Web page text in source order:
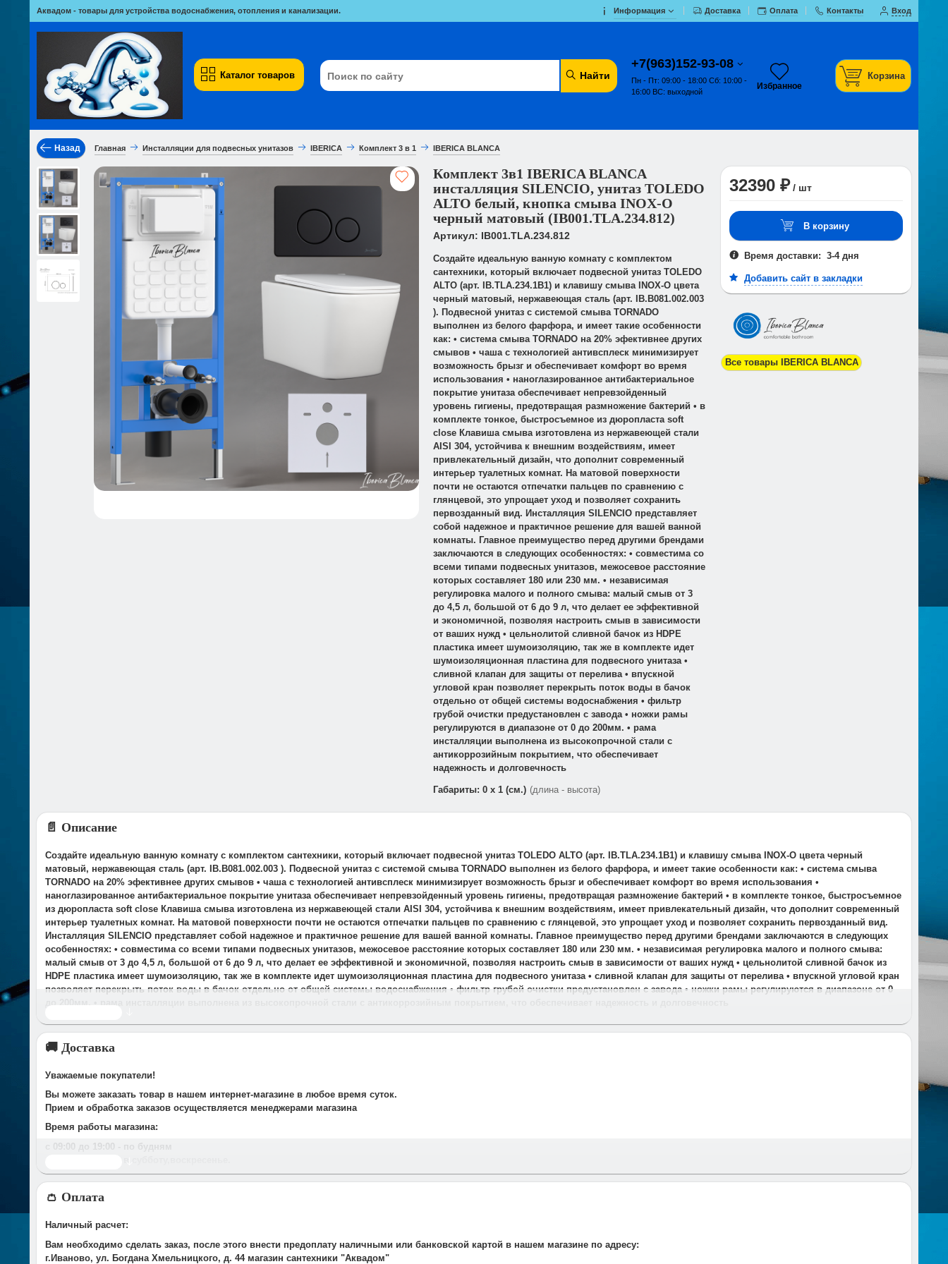
Аквадом - товары для устройства водоснабжения, отопления и канализации. Информация Доставка Оплата Контакты Вход
Каталог товаров Найти
+7(963)152-93-08
Пн - Пт: 09:00 - 18:00 Сб: 10:00 -
16:00 ВС: выходной
Избранное
Корзина
Назад Главная Инсталляции для подвесных унитазов IBERICA Комплект 3 в 1 IBERICA BLANCA
Комплект 3в1 IBERICA BLANCA
инсталляция SILENCIO, унитаз TOLEDO
ALTO белый, кнопка смыва INOX-O
черный матовый (IB001.TLA.234.812)
Артикул: IB001.TLA.234.812
Создайте идеальную ванную комнату с комплектом
сантехники, который включает подвесной унитаз TOLEDO
ALTO (арт. IB.TLA.234.1B1) и клавишу смыва INOX-O цвета
черный матовый, нержавеющая сталь (арт. IB.B081.002.003
). Подвесной унитаз с системой смыва TORNADO
выполнен из белого фарфора, и имеет такие особенности
как: • система смыва TORNADO на 20% эфективнее других
смывов • чаша с технологией антивсплеск минимизирует
возможность брызг и обеспечивает комфорт во время
использования • наноглазированное антибактериальное
покрытие унитаза обеспечивает непревзойденный
уровень гигиены, предотвращая размножение бактерий • в
комплекте тонкое, быстросъемное из дюропласта soft
close Клавиша смыва изготовлена из нержавеющей стали
AISI 304, устойчива к внешним воздействиям, имеет
привлекательный дизайн, что дополнит современный
интерьер туалетных комнат. На матовой поверхности
почти не остаются отпечатки пальцев по сравнению с
глянцевой, это упрощает уход и позволяет сохранить
первозданный вид. Инсталляция SILENCIO представляет
собой надежное и практичное решение для вашей ванной
комнаты. Главное преимущество перед другими брендами
заключаются в следующих особенностях: • совместима со
всеми типами подвесных унитазов, межосевое расстояние
которых составляет 180 или 230 мм. • независимая
регулировка малого и полного смыва: малый смыв от 3
до 4,5 л, большой от 6 до 9 л, что делает ее эффективной
и экономичной, позволяя настроить смыв в зависимости
от ваших нужд • цельнолитой сливной бачок из HDPE
пластика имеет шумоизоляцию, так же в комплекте идет
шумоизоляционная пластина для подвесного унитаза •
сливной клапан для защиты от перелива • впускной
угловой кран позволяет перекрыть поток воды в бачок
отдельно от общей системы водоснабжения • фильтр
грубой очистки предустановлен с завода • ножки рамы
регулируются в диапазоне от 0 до 200мм. • рама
инсталляции выполнена из высокопрочной стали с
антикоррозийным покрытием, что обеспечивает
надежность и долговечность
Габариты: 0 x 1 (см.) (длина - высота)
32390 ₽/ шт
В корзину
Время доставки: 3-4 дня
Добавить сайт в закладки
Все товары IBERICA BLANCA
📄 Описание
Создайте идеальную ванную комнату с комплектом сантехники, который включает подвесной унитаз TOLEDO ALTO (арт. IB.TLA.234.1B1) и клавишу смыва INOX-O цвета черный
матовый, нержавеющая сталь (арт. IB.B081.002.003 ). Подвесной унитаз с системой смыва TORNADO выполнен из белого фарфора, и имеет такие особенности как: • система смыва
TORNADO на 20% эфективнее других смывов • чаша с технологией антивсплеск минимизирует возможность брызг и обеспечивает комфорт во время использования •
наноглазированное антибактериальное покрытие унитаза обеспечивает непревзойденный уровень гигиены, предотвращая размножение бактерий • в комплекте тонкое, быстросъемное
из дюропласта soft close Клавиша смыва изготовлена из нержавеющей стали AISI 304, устойчива к внешним воздействиям, имеет привлекательный дизайн, что дополнит современный
интерьер туалетных комнат. На матовой поверхности почти не остаются отпечатки пальцев по сравнению с глянцевой, это упрощает уход и позволяет сохранить первозданный вид.
Инсталляция SILENCIO представляет собой надежное и практичное решение для вашей ванной комнаты. Главное преимущество перед другими брендами заключаются в следующих
особенностях: • совместима со всеми типами подвесных унитазов, межосевое расстояние которых составляет 180 или 230 мм. • независимая регулировка малого и полного смыва:
малый смыв от 3 до 4,5 л, большой от 6 до 9 л, что делает ее эффективной и экономичной, позволяя настроить смыв в зависимости от ваших нужд • цельнолитой сливной бачок из
HDPE пластика имеет шумоизоляцию, так же в комплекте идет шумоизоляционная пластина для подвесного унитаза • сливной клапан для защиты от перелива • впускной угловой кран
позволяет перекрыть поток воды в бачок отдельно от общей системы водоснабжения • фильтр грубой очистки предустановлен с завода • ножки рамы регулируются в диапазоне от 0
до 200мм. • рама инсталляции выполнена из высокопрочной стали с антикоррозийным покрытием, что обеспечивает надежность и долговечность
🚚 Доставка
Уважаемые покупатели!
Вы можете заказать товар в нашем интернет-магазине в любое время суток.
Прием и обработка заказов осуществляется менеджерами магазина
Время работы магазина:
с 09:00 дo 19:00 - по будням
Срок доставки оговаривается при подтверждении заказа.
У компании есть служба доставки, дополнительно мы сотрудничаем со службой такси. Мы заранее оговариваем удобную дату и время и предупреждаем за час до приезда.
Стоимость доставки до Вашего подъезда в г.Иваново составляет 700 рублей.
👛 Оплата
Наличный расчет:
Вам необходимо сделать заказ, после этого внести предоплату наличными или банковской картой в нашем магазине по адресу:
г.Иваново, ул. Богдана Хмельницкого, д. 44 магазин сантехники "Аквадом"